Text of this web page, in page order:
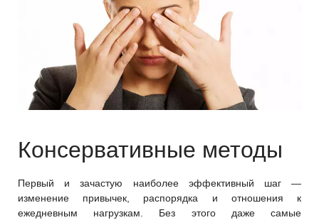
Консервативные методы
Первый и зачастую наиболее эффективный шаг —
изменение привычек, распорядка и отношения к
ежедневным нагрузкам. Без этого даже самые